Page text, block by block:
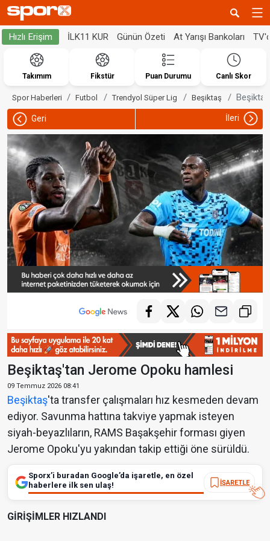
Hızlı Erişim İLK11 KUR Günün Özeti At Yarışı Bankoları
Takımım Fikstür Puan Durumu Canlı Skor
Spor Haberleri Futbol Trendyol Süper Lig Beşiktaş
Geri İleri
Beşiktaş'tan Jerome Opoku hamlesi
09 Temmuz 2026 08:41
Beşiktaş'ta transfer çalışmaları hız kesmeden devam
ediyor. Savunma hattına takviye yapmak isteyen
siyah-beyazlıların, RAMS Başakşehir forması giyen
Jerome Opoku'yu yakından takip ettiği öne sürüldü.
Sporx’i buradan Google’da işaretle, en özel
haberlere ilk sen ulaş!
İŞARETLE
GİRİŞİMLER HIZLANDI